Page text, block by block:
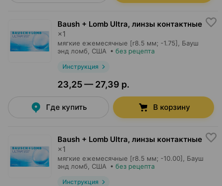
Baush + Lomb Ultra, линзы контактные
×1
мягкие ежемесячные [r8.5 мм; -1.75],
Бауш
энд ломб , США • без рецепта
Инструкция
23,25 — 27,39 р.
Где купить В корзину
Baush + Lomb Ultra, линзы контактные
×1
мягкие ежемесячные [r8.5 мм; -10.00],
Бауш
энд ломб , США • без рецепта
Инструкция